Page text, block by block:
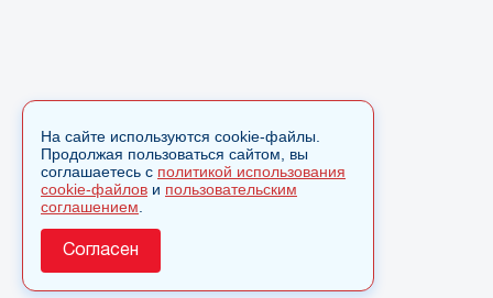
На сайте используются cookie-файлы.
Продолжая пользоваться сайтом, вы
соглашаетесь с политикой использования
cookie-файлов и пользовательским
соглашением
Согласен